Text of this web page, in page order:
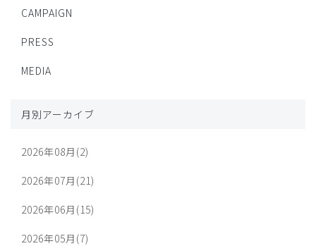
CAMPAIGN
PRESS
MEDIA
月別アーカイブ
2026年08月(2)
2026年07月(21)
2026年06月(15)
2026年05月(7)